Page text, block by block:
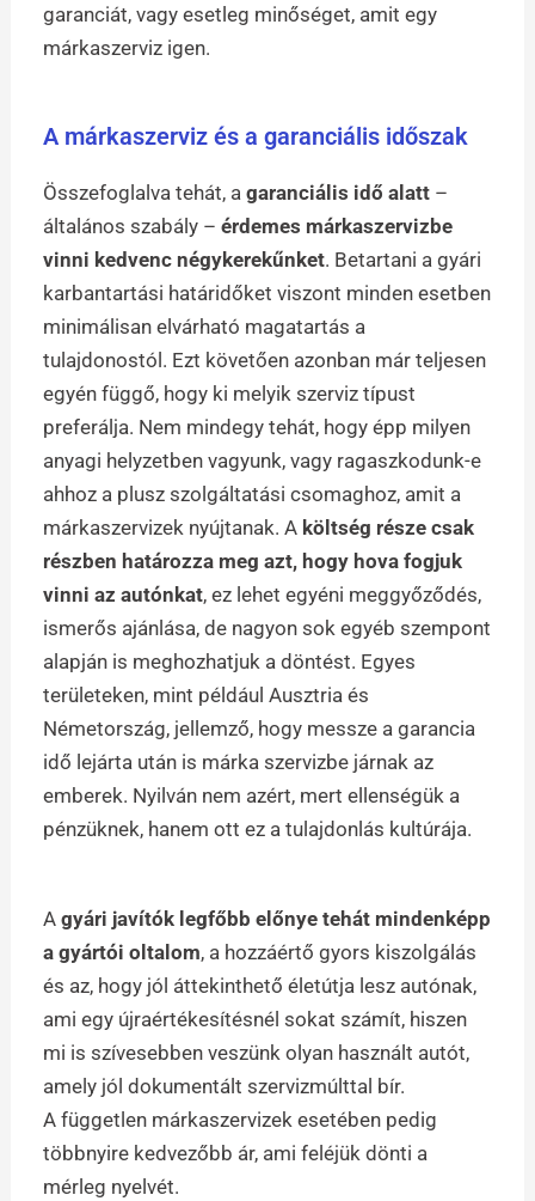
garanciát, vagy esetleg minőséget, amit egy
márkaszerviz igen.
A márkaszerviz és a garanciális időszak
Összefoglalva tehát, agaranciális idő alatt –
általános szabály –érdemes márkaszervizbe
vinni kedvenc négykerekűnket. Betartani a gyári
karbantartási határidőket viszont minden esetben
minimálisan elvárható magatartás a
tulajdonostól. Ezt követően azonban már teljesen
egyén függő, hogy ki melyik szerviz típust
preferálja. Nem mindegy tehát, hogy épp milyen
anyagi helyzetben vagyunk, vagy ragaszkodunk-e
ahhoz a plusz szolgáltatási csomaghoz, amit a
márkaszervizek nyújtanak. A költség része csak
részben határozza meg azt, hogy hova fogjuk
vinni az autónkat, ez lehet egyéni meggyőződés,
ismerős ajánlása, de nagyon sok egyéb szempont
alapján is meghozhatjuk a döntést. Egyes
területeken, mint például Ausztria és
Németország, jellemző, hogy messze a garancia
idő lejárta után is márka szervizbe járnak az
emberek. Nyilván nem azért, mert ellenségük a
pénzüknek, hanem ott ez a tulajdonlás kultúrája.
Agyári javítók legfőbb előnye tehát mindenképp
a gyártói oltalom, a hozzáértő gyors kiszolgálás
és az, hogy jól áttekinthető életútja lesz autónak,
ami egy újraértékesítésnél sokat számít, hiszen
mi is szívesebben veszünk olyan használt autót,
amely jól dokumentált szervizmúlttal bír.
A független márkaszervizek esetében pedig
többnyire kedvezőbb ár, ami feléjük dönti a
mérleg nyelvét.